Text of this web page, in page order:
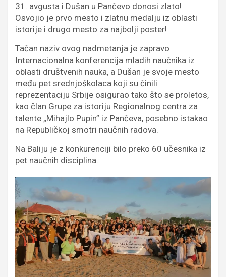
31. avgusta i Dušan u Pančevo donosi zlato!
Osvojio je prvo mesto i zlatnu medalju iz oblasti
istorije i drugo mesto za najbolji poster!
Tačan naziv ovog nadmetanja je zapravo
Internacionalna konferencija mladih naučnika iz
oblasti društvenih nauka, a Dušan je svoje mesto
među pet srednjoškolaca koji su činili
reprezentaciju Srbije osigurao tako što se proletos,
kao član Grupe za istoriju Regionalnog centra za
talente „Mihajlo Pupin” iz Pančeva, posebno istakao
na Republičkoj smotri naučnih radova.
Na Baliju je z konkurenciji bilo preko 60 učesnika iz
pet naučnih disciplina.